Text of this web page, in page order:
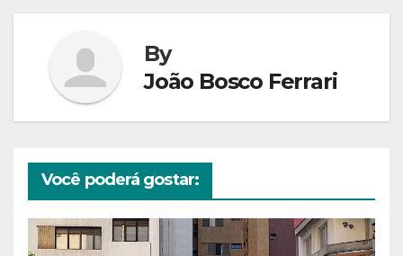
By
João Bosco Ferrari
Você poderá gostar: